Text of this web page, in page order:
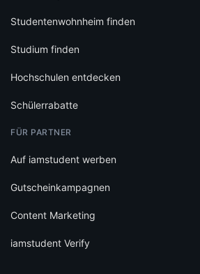
Studentenwohnheim finden
Studium finden
Hochschulen entdecken
Schülerrabatte
FÜR PARTNER
Auf iamstudent werben
Gutscheinkampagnen
Content Marketing
iamstudent Verify